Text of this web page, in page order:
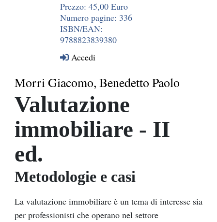
Morri Giacomo, Benedetto Paolo
Valutazione
immobiliare - II
ed.
Metodologie e casi
La valutazione immobiliare è un tema di interesse sia
per professionisti che operano nel settore
Prezzo: 45,00 Euro
Numero pagine: 336
ISBN/EAN:
9788823839380
Accedi